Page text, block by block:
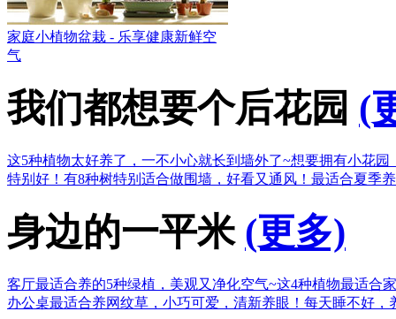
家庭小植物盆栽 - 乐享健康新鲜空
气
我们都想要个后花园 (
这5种植物太好养了，一不小心就长到墙外了~想要拥有小花园
特别好！ 有8种树特别适合做围墙，好看又通风！ 最适合夏季
身边的一平米 (更多)
客厅最适合养的5种绿植，美观又净化空气~这4种植物最适合
办公桌最适合养网纹草，小巧可爱，清新养眼！ 每天睡不好，